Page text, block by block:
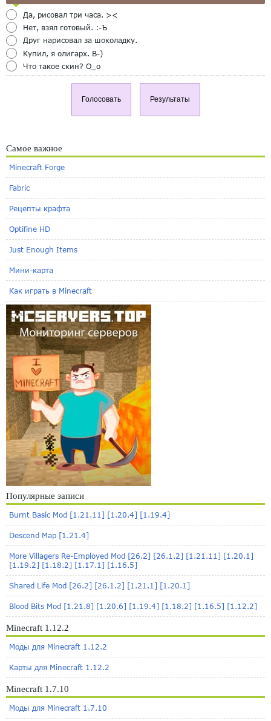
Да, рисовал три часа. ><
Нет, взял готовый. :-Ъ
Друг нарисовал за шоколадку.
Купил, я олигарх. B-)
Что такое скин? O_o
Голосовать Результаты
Самое важное
Minecraft Forge
Fabric
Рецепты крафта
Optifine HD
Just Enough Items
Мини-карта
Как играть в Minecraft
Популярные записи
Burnt Basic Mod [1.21.11] [1.20.4] [1.19.4]
Descend Map [1.21.4]
More Villagers Re-Employed Mod [26.2] [26.1.2] [1.21.11] [1.20.1]
[1.19.2] [1.18.2] [1.17.1] [1.16.5]
Shared Life Mod [26.2] [26.1.2] [1.21.1] [1.20.1]
Blood Bits Mod [1.21.8] [1.20.6] [1.19.4] [1.18.2] [1.16.5] [1.12.2]
Minecraft 1.12.2
Моды для Minecraft 1.12.2
Карты для Minecraft 1.12.2
Minecraft 1.7.10
Моды для Minecraft 1.7.10